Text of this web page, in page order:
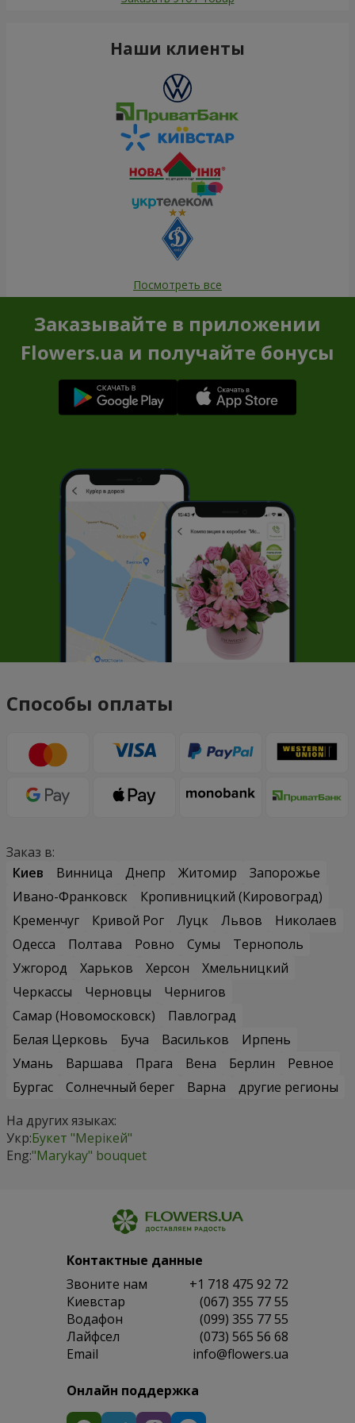
Наши клиенты
Посмотреть все
Заказывайте в приложении
Flowers.ua и получайте бонусы
Способы оплаты
Заказ в:
Киев
Винница Днепр Житомир
Запорожье
Ивано-Франковск
Кропивницкий (Кировоград)
Кременчуг
Кривой Рог Луцк Львов
Николаев
Одесса
Полтава Ровно Сумы
Тернополь
Ужгород
Харьков Херсон
Хмельницкий
Черкассы
Черновцы
Чернигов
Самар (Новомосковск)
Павлоград
Белая Церковь
Буча Васильков
Ирпень
Умань
Варшава Прага Вена Берлин
Ревное
Бургас
Солнечный берег Варна
другие регионы
На других языках:
Укр:Букет "Мерікей"
Eng:"Marykay" bouquet
Контактные данные
Звоните нам
+1 718 475 92 72
Киевстар
(067) 355 77 55
Водафон
(099) 355 77 55
Лайфсел
(073) 565 56 68
Email
info@flowers.ua
Онлайн поддержка